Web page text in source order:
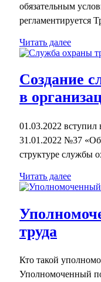
обязательным
регламентируется
Читать далее
Создание
в
01.03.2022
31.01.2022 №37
структуре службы
Читать далее
труда
Кто такой
Уполномоченный